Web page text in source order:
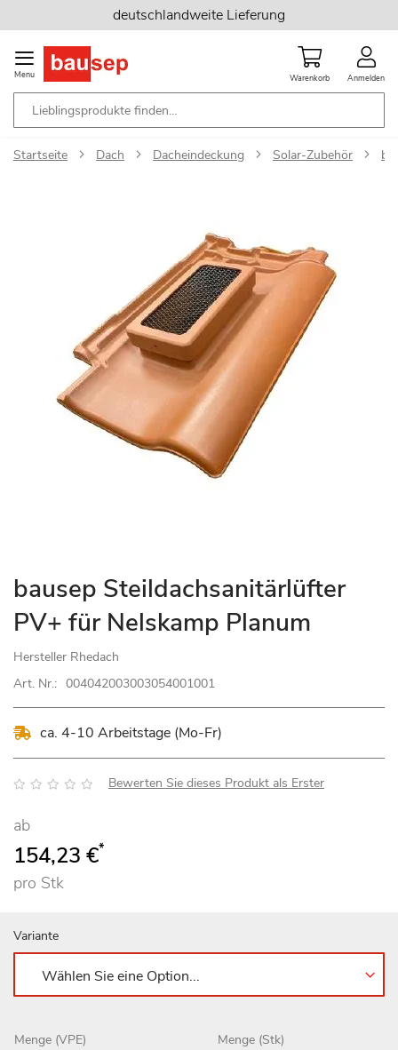
Inhalt
springen
deutschlandweite Lieferung
Menu Warenkorb Anmelden
Startseite Dach Dacheindeckung Solar-Zubehör
Zum
Anfang
der
springen
bausep Steildachsanitärlüfter
PV+ für Nelskamp Planum
Hersteller Rhedach
Art. Nr.: 004042003003054001001
ca. 4-10 Arbeitstage (Mo-Fr)
Bewertung: Bewerten Sie dieses Produkt als Erster
ab
154,23 €*
pro Stk
Variante
Menge (VPE) Menge (Stk)